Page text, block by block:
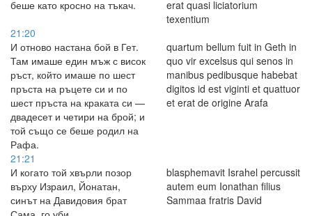
беше като кросно на тъкач.
erat quasi liciatorium
texentium
21:20
И отново настана бой в Гет.
Там имаше един мъж с висок
ръст, който имаше по шест
пръста на ръцете си и по
шест пръста на краката си —
двадесет и четири на брой; и
той също се беше родил на
Рафа.
quartum bellum fuit in Geth in
quo vir excelsus qui senos in
manibus pedibusque habebat
digitos id est viginti et quattuor
et erat de origine Arafa
21:21
И когато той хвърли позор
върху Израил, Йонатан,
синът на Давидовия брат
blasphemavit Israhel percussit
autem eum Ionathan filius
Sammaa fratris David